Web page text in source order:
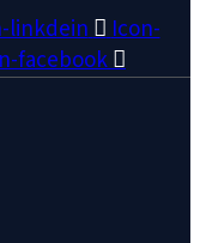
linkdein
Icon-
facebook